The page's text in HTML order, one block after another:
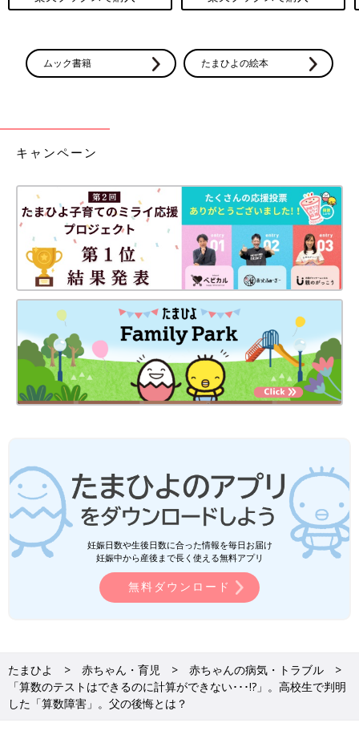
ムック書籍 たまひよの絵本
キャンペーン
妊娠日数や生後日数に合った情報を毎日お届け
妊娠中から産後まで長く使える無料アプリ
無料ダウンロード
たまひよ 赤ちゃん・育児
赤ちゃんの病気・トラブル
「算数のテストはできるのに計算ができない･･･!?」。高校生で判明
した「算数障害」。父の後悔とは？